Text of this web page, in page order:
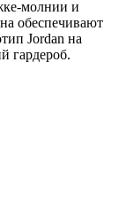
молнии и
обеспечивают
Jordan на
гардероб.